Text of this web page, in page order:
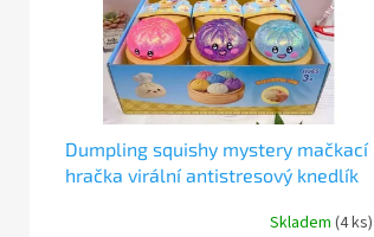
Dumpling squishy mystery mačkací
hračka virální antistresový knedlík
Skladem (4 ks)